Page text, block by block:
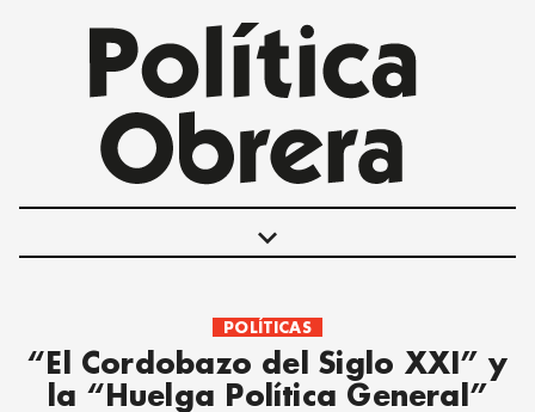
keyboard_arrow_down
POLÍTICAS
INTERNACIONALES
MOVIMIENTO OBRERO
POLÍTICAS
“El Cordobazo del Siglo XXI” y
la “Huelga Política General”